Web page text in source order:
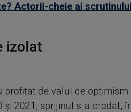
Actorii-cheie ai
izolat
profitat de valul de optimism
2021, sprijinul s-a erodat,